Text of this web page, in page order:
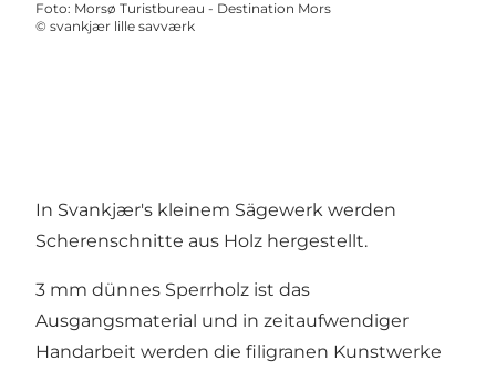
Foto: Morsø Turistbureau - Destination Mors
© svankjær lille savværk
In Svankjær's kleinem Sägewerk werden
Scherenschnitte aus Holz hergestellt.
3 mm dünnes Sperrholz ist das
Ausgangsmaterial und in zeitaufwendiger
Handarbeit werden die filigranen Kunstwerke